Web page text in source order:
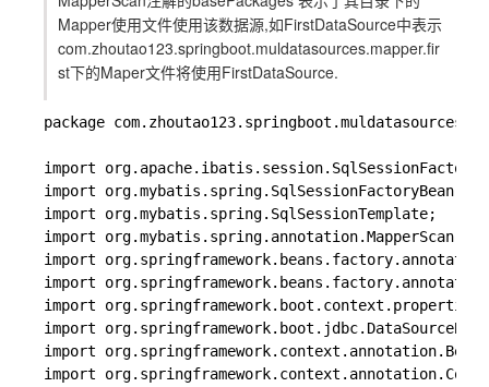
Mapper使用文件使用该数据源,如FirstDataSource中表示
com.zhoutao123.springboot.muldatasources.mapper.fir
st下的Maper文件将使用FirstDataSource.
package
import org.apache.ibatis.session.SqlSessionFactory;
import org.mybatis.spring.SqlSessionFactoryBean;
import org.mybatis.spring.SqlSessionTemplate;
import org.mybatis.spring.annotation.MapperScan;
import
import
import
import
import org.springframework.context.annotation.Bean;
import